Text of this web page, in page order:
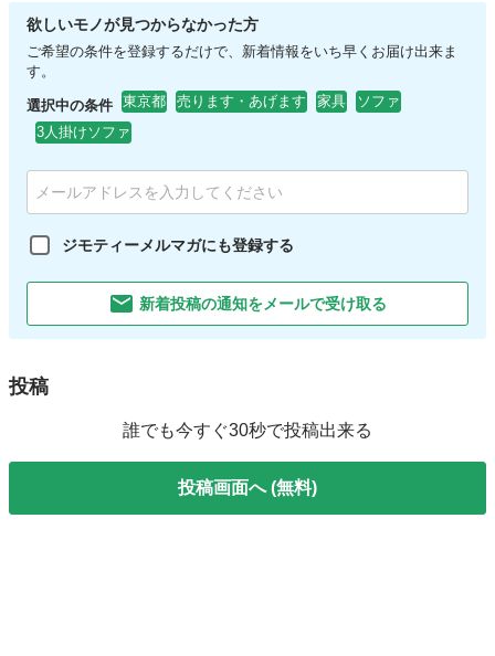
欲しいモノが見つからなかった方
ご希望の条件を登録するだけで、新着情報をいち早くお届け出来ま
す。
選択中の条件 東京都 売ります・あげます 家具
ソファ
3人掛けソファ
ジモティーメルマガにも登録する
新着投稿の通知をメールで受け取る
投稿
誰でも今すぐ30秒で投稿出来る
投稿画面へ (無料)